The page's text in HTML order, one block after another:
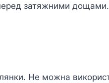
затяжними
Не можна